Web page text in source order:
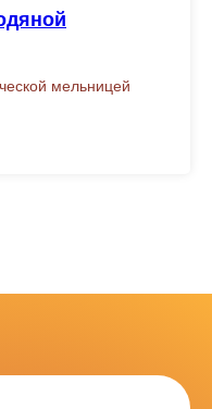
мельницей